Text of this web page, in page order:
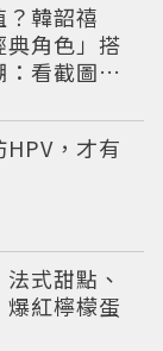
韓韶禧
典角色」搭
看截圖就
，才有
式甜點、
紅檸檬蛋